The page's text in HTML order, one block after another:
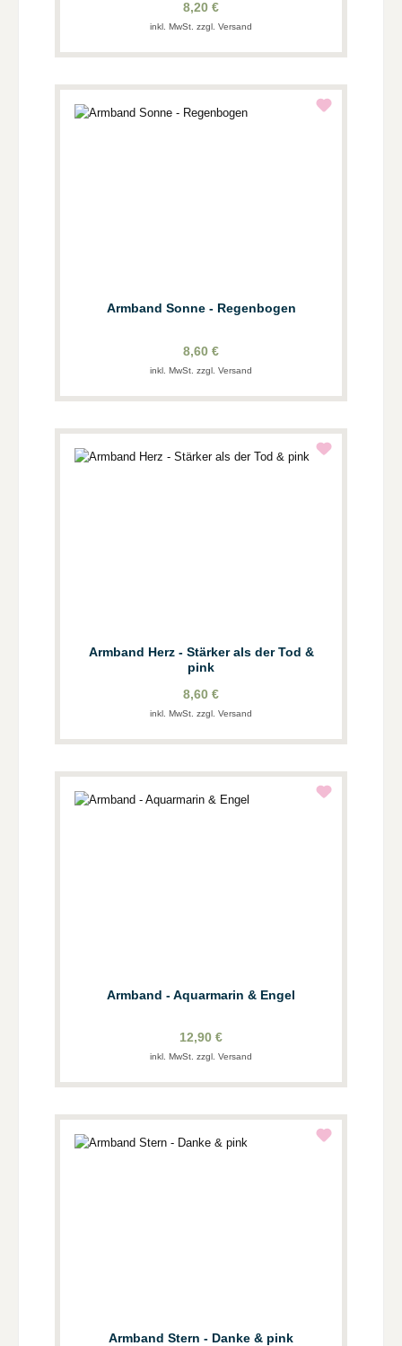
8,20 €
inkl. MwSt. zzgl. Versand
Armband Sonne - Regenbogen
8,60 €
inkl. MwSt. zzgl. Versand
Armband Herz - Stärker als der Tod &
pink
8,60 €
inkl. MwSt. zzgl. Versand
Armband - Aquarmarin & Engel
12,90 €
inkl. MwSt. zzgl. Versand
Armband Stern - Danke & pink